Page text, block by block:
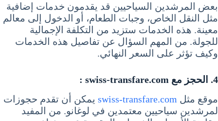
بعض المرشدين السياحيين قد يقدمون خدمات إضافية
مثل النقل الخاص، وجبات الطعام، أو الدخول إلى معالم
معينة. هذه الخدمات ستزيد من التكلفة الإجمالية
للجولة. من المهم السؤال عن تفاصيل هذه الخدمات
وكيف تؤثر على السعر النهائي.
4. الحجز مع swiss-transfare.com :
موقع مثل swiss-transfare.com يمكن أن تقدم حجوزات
لمرشدين سياحيين معتمدين في لوغانو. من المفيد